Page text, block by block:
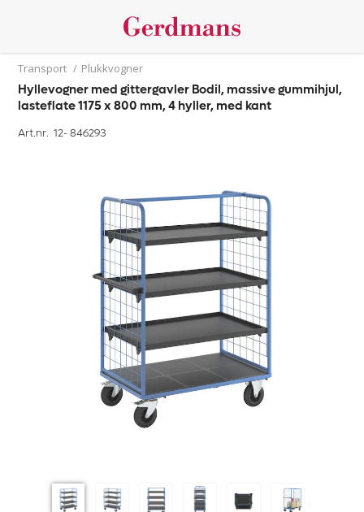
Transport / Plukkvogner
Hyllevogner med gittergavler Bodil, massive gummihjul,
lasteflate 1175 x 800 mm, 4 hyller, med kant
Art.nr. 12-846293